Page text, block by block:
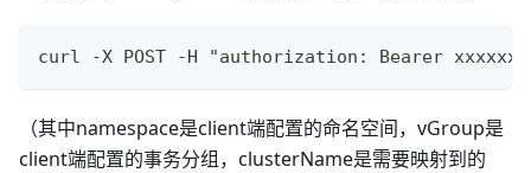
curl -X POST -H "authorization: Bearer xxxxxxx"
（其中namespace是client端配置的命名空间，vGroup是
client端配置的事务分组，clusterName是需要映射到的